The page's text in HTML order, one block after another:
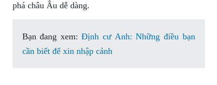
phá châu Âu dễ dàng.
Bạn đang xem:Định cư Anh: Những điều bạn
cần biết để xin nhập cảnh